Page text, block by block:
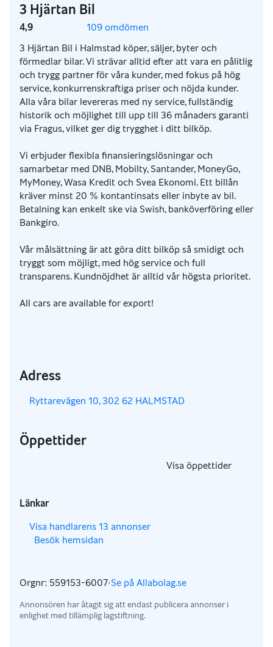
3 Hjärtan Bil
4,9
109 omdömen
3 Hjärtan Bil i Halmstad köper, säljer, byter och
förmedlar bilar. Vi strävar alltid efter att vara en pålitlig
och trygg partner för våra kunder, med fokus på hög
service, konkurrenskraftiga priser och nöjda kunder.
Alla våra bilar levereras med ny service, fullständig
historik och möjlighet till upp till 36 månaders garanti
via Fragus, vilket ger dig trygghet i ditt bilköp.
Vi erbjuder flexibla finansieringslösningar och
samarbetar med DNB, Mobilty, Santander, MoneyGo,
MyMoney, Wasa Kredit och Svea Ekonomi. Ett billån
kräver minst 20 % kontantinsats eller inbyte av bil.
Betalning kan enkelt ske via Swish, banköverföring eller
Bankgiro.
Vår målsättning är att göra ditt bilköp så smidigt och
tryggt som möjligt, med hög service och full
transparens. Kundnöjdhet är alltid vår högsta prioritet.
All cars are available for export!
Adress
Ryttarevägen 10, 302 62 HALMSTAD
Öppettider
Visa öppettider
Länkar
Visa handlarens 13 annonser
Besök hemsidan
Orgnr: 559153-6007·Se på Allabolag.se
,
Annonsören har åtagit sig att endast publicera annonser i
enlighet med tillämplig lagstiftning.